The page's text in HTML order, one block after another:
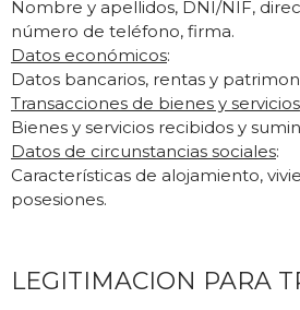
Nombre y apellidos, DNI/NIF,
número de teléfono, firma.
Datos económicos:
Datos bancarios, rentas y
Transacciones de bienes y servicios
Bienes y servicios recibidos y
Datos de circunstancias sociales:
Características de alojamiento,
posesiones.
LEGITIMACION PARA